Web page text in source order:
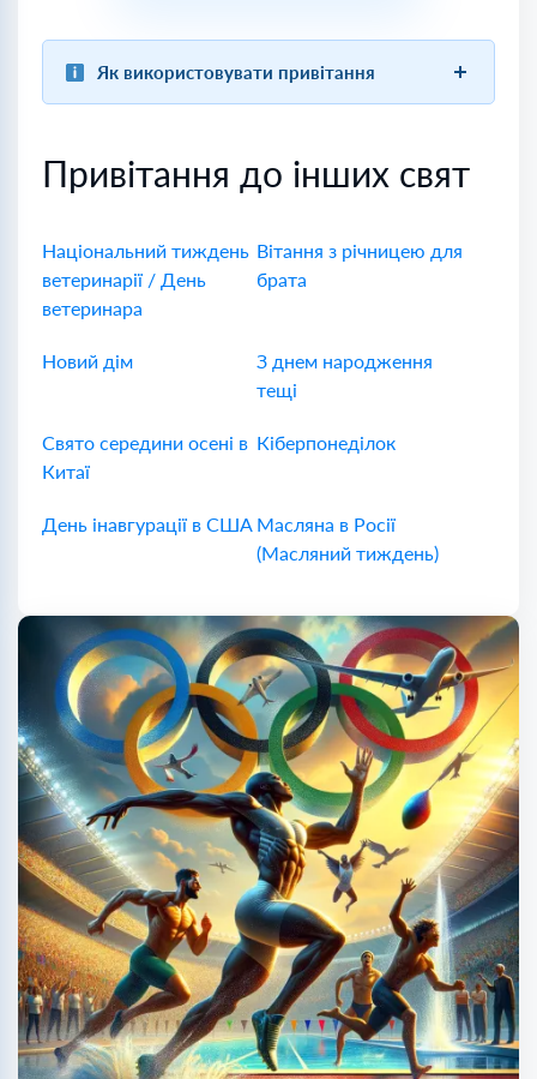
Як використовувати привітання
Привітання до інших свят
Національний тиждень
ветеринарії / День
ветеринара
Вітання з річницею для
брата
Новий дім
З днем народження
тещі
Свято середини осені в
Китаї
Кіберпонеділок
День інавгурації в США Масляна в Росії
(Масляний тиждень)